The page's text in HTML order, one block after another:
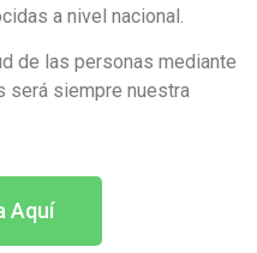
a nivel nacional.
de las personas mediante
siempre nuestra
Aquí